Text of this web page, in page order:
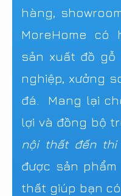
hàng,
MoreHome có
sản xuất đồ gỗ
nghiệp, xưởng
đá. Mang lại
lợi và đồng bộ
nội thất đến
được sản
thất giúp bạn